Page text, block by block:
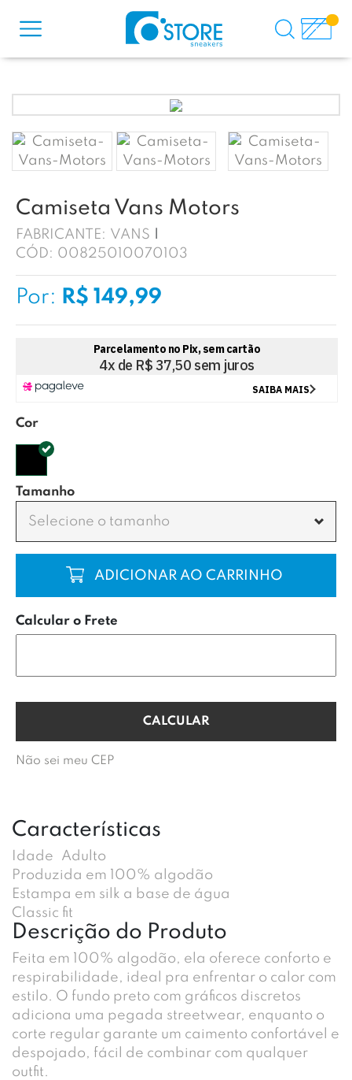
Camiseta Vans Motors
FABRICANTE: VANS
CÓD: 00825010070103
Por: R$ 149,99
Cor
Tamanho
Selecione o tamanho
COMPRAR
Calcular o Frete
Não sei meu CEP
Características
Idade
Adulto
Produzida em 100% algodão
Estampa em silk a base de água
Classic fit
Descrição do Produto
Feita em 100% algodão, ela oferece conforto e
respirabilidade, ideal pra enfrentar o calor com
estilo. O fundo preto com gráficos discretos
adiciona uma pegada streetwear, enquanto o
corte regular garante um caimento confortável e
despojado, fácil de combinar com qualquer
outfit.